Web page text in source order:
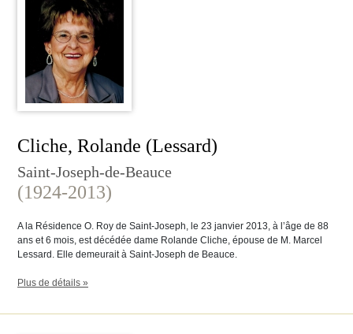
Cliche, Rolande (Lessard)
Saint-Joseph-de-Beauce
(1924-2013)
A la Résidence O. Roy de Saint-Joseph, le 23 janvier 2013, à l’âge de 88
ans et 6 mois, est décédée dame Rolande Cliche, épouse de M. Marcel
Lessard. Elle demeurait à Saint-Joseph de Beauce.
Plus de détails »